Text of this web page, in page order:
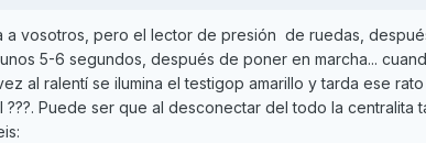
a vosotros, pero el lector de presión de ruedas,
5-6 segundos, después de poner en marcha...
al ralentí se ilumina el testigop amarillo y tarda ese
???. Puede ser que al desconectar del todo la centralita